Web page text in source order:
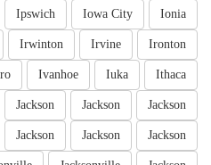
Ionia
Iowa City
Ipswich
Ironton
Irvine
Irwinton
Ithaca
Iuka
Ivanhoe
Jackson
Jackson
Jackson
Jackson
Jackson
Jackson